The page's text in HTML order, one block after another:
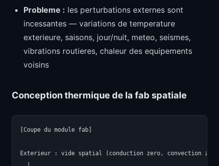
Probleme : les perturbations externes sont
incessantes — variations de temperature
exterieure, saisons, jour/nuit, meteo, seismes,
vibrations routieres, chaleur des equipements
voisins
Conception thermique de la fab spatiale
[Coupe du module fab]
Exterieur : vide spatial (conduction zero, convection